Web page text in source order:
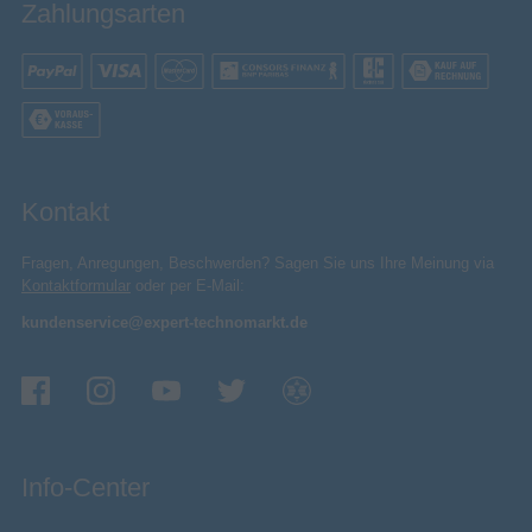
Ständertyp Mittiger Ständer
Rahmenloses Design
Produktfarbe
Energie
Energiesparmodus
Stromverbrauch (Standby)
Zahlungsarten
Kontakt
Fragen, Anregungen, Beschwerden? Sagen Sie uns Ihre Meinung via
Kontaktformular oder per E-Mail:
kundenservice@expert-technomarkt.de
Info-Center